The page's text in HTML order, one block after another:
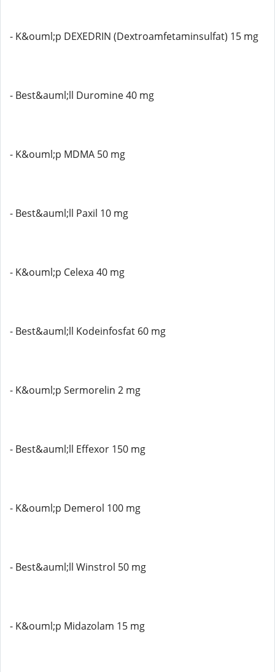
- K&ouml;p DEXEDRIN (Dextroamfetaminsulfat) 15 mg
- Best&auml;ll Duromine 40 mg
- K&ouml;p MDMA 50 mg
- Best&auml;ll Paxil 10 mg
- K&ouml;p Celexa 40 mg
- Best&auml;ll Kodeinfosfat 60 mg
- K&ouml;p Sermorelin 2 mg
- Best&auml;ll Effexor 150 mg
- K&ouml;p Demerol 100 mg
- Best&auml;ll Winstrol 50 mg
- K&ouml;p Midazolam 15 mg